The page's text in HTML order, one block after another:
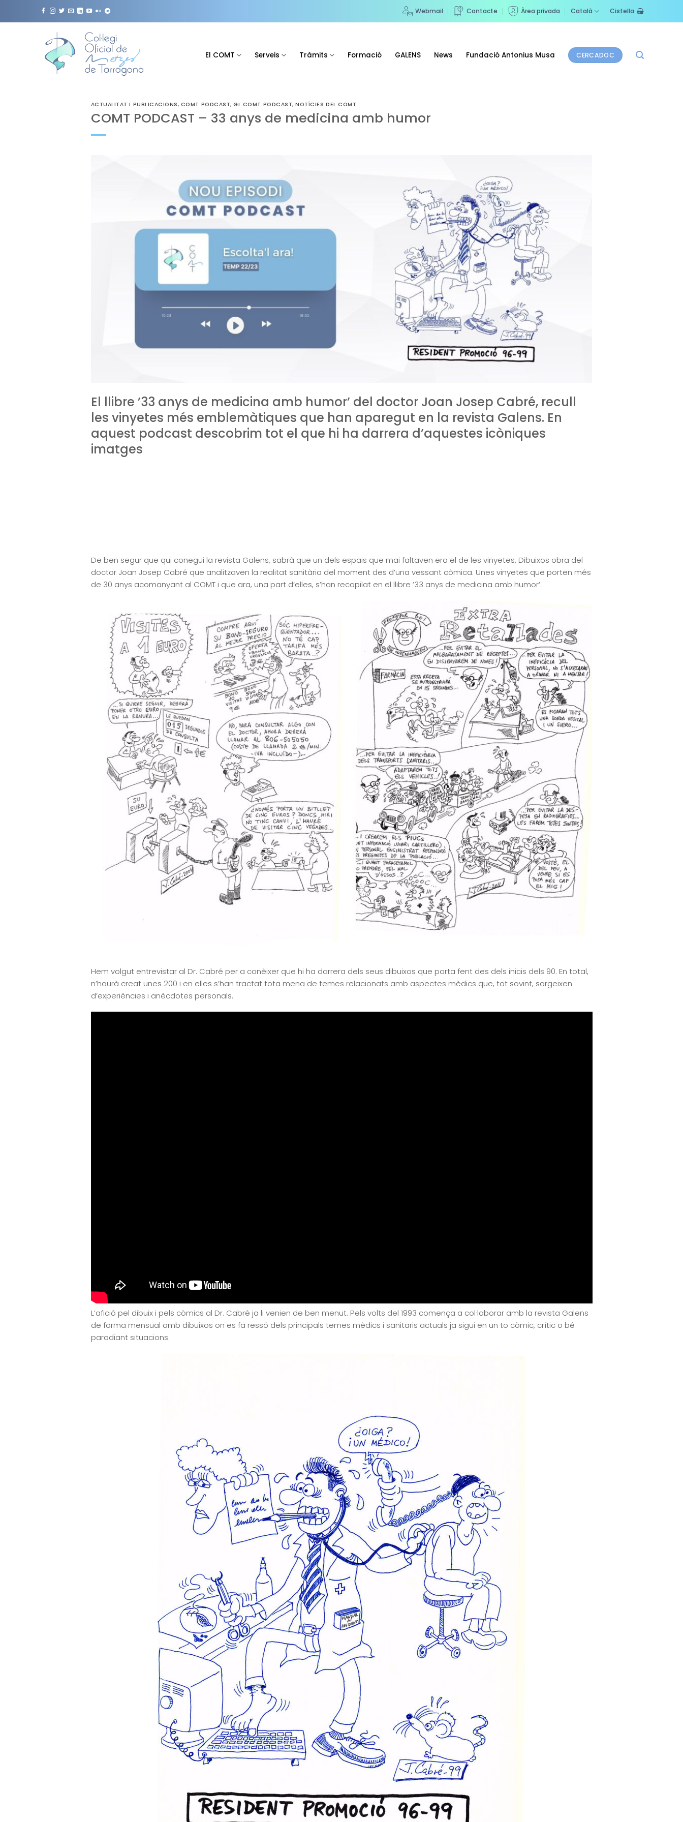
Webmail Contacte Àrea privada Català Cistella
El COMT Serveis Tràmits Formació GALENS News Fundació Antonius Musa CERCADOC
ACTUALITAT I PUBLICACIONS, COMT PODCAST,GL COMT PODCAST,NOTÍCIES DEL COMT
COMT PODCAST – 33 anys de medicina amb humor
El llibre ’33 anys de medicina amb humor’ del doctor Joan Josep Cabré, recull
les vinyetes més emblemàtiques que han aparegut en la revista Galens. En
aquest podcast descobrim tot el que hi ha darrera d’aquestes icòniques
imatges
De ben segur que qui conegui la revista Galens, sabrà que un dels espais que mai faltaven era el de les vinyetes. Dibuixos obra del
doctor Joan Josep Cabré que analitzaven la realitat sanitària del moment des d’una vessant còmica. Unes vinyetes que porten més
de 30 anys acomanyant al COMT i que ara, una part d’elles, s’han recopilat en el llibre ’33 anys de medicina amb humor’.
Hem volgut entrevistar al Dr. Cabré per a conèixer que hi ha darrera dels seus dibuixos que porta fent des dels inicis dels 90. En total,
n’haurà creat unes 200 i en elles s’han tractat tota mena de temes relacionats amb aspectes mèdics que, tot sovint, sorgeixen
d’experiències i anècdotes personals.
L’afició pel dibuix i pels còmics al Dr. Cabré ja li venien de ben menut. Pels volts del 1993 comença a col·laborar amb la revista Galens
de forma mensual amb dibuixos on es fa ressó dels principals temes mèdics i sanitaris actuals ja sigui en un to còmic, crític o bé
parodiant situacions.